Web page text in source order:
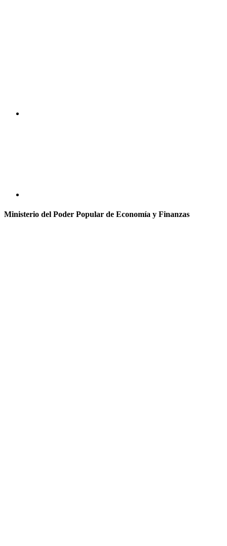
Ministerio del Poder Popular de Economía y Finanzas